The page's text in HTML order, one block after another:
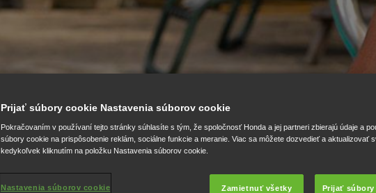
Prijať súbory cookie Nastavenia súborov cookie
Pokračovaním v používaní tejto stránky súhlasíte s tým, že spoločnosť Honda a jej partneri zbierajú údaje a
súbory cookie na prispôsobenie reklám, sociálne funkcie a meranie. Viac sa môžete dozvedieť a aktualizovať
kedykoľvek kliknutím na položku Nastavenia súborov cookie.
Zamietnuť všetky Prijať súbory
Nastavenia súborov cookie